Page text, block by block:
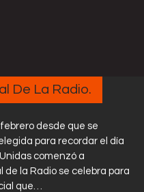
De La Radio.
desde que se
para recordar el día
comenzó a
de la Radio se celebra para
que…